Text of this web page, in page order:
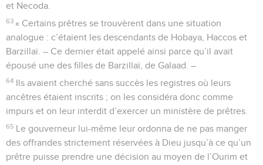
et Necoda.
63 « Certains prêtres se trouvèrent dans une situation
analogue : c’étaient les descendants de Hobaya, Haccos et
Barzillaï. – Ce dernier était appelé ainsi parce qu’il avait
épousé une des filles de Barzillaï, de Galaad. –
64 Ils avaient cherché sans succès les registres où leurs
ancêtres étaient inscrits ; on les considéra donc comme
impurs et on leur interdit d’exercer un ministère de prêtres.
65 Le gouverneur lui-même leur ordonna de ne pas manger
des offrandes strictement réservées à Dieu jusqu’à ce qu’un
prêtre puisse prendre une décision au moyen de l’Ourim et